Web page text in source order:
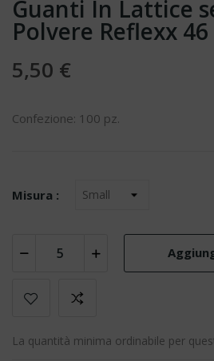
Guanti In Lattice
Polvere Reflexx 46
5,50 €
Confezione: 100 pz.
Misura :
La quantità minima ordinabile per